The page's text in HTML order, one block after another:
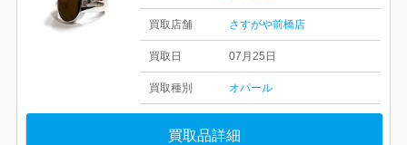
買取店舗 さすがや前橋店
買取日 07月25日
買取種別 オパール
買取品詳細